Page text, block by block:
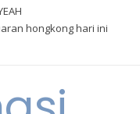
hongkong hari ini